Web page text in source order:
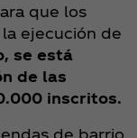
que los
ejecución de
se está
de las
inscritos.
de barrio